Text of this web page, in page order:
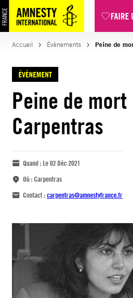
FAIRE
Accueil Évènements Peine de
ÉVÈNEMENT
Peine de mort
Carpentras
Quand :Le 02 Déc 2021
Où :Carpentras
Contact :carpentras@amnestyfrance.fr